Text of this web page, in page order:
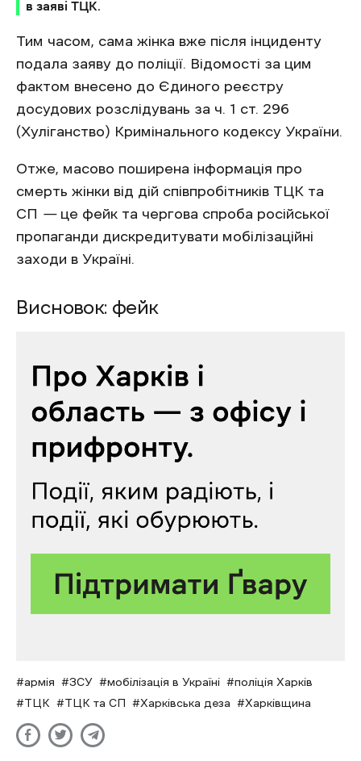
в заяві ТЦК.
Тим часом, сама жінка вже після інциденту
подала заяву до поліції. Відомості за цим
фактом внесено до Єдиного реєстру
досудових розслідувань за ч. 1 ст. 296
(Хуліганство) Кримінального кодексу України.
Отже, масово поширена інформація про
смерть жінки від дій співпробітників ТЦК та
СП —це фейк та чергова спроба російської
пропаганди дискредитувати мобілізаційні
заходи в Україні.
Висновок: фейк
армія ЗСУ мобілізація в Україні
поліція Харків
ТЦК
ТЦК та СП Харківська деза Харківщина